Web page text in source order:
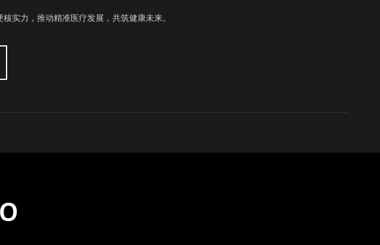
实力，推动精准医疗发展，共筑健康未来。